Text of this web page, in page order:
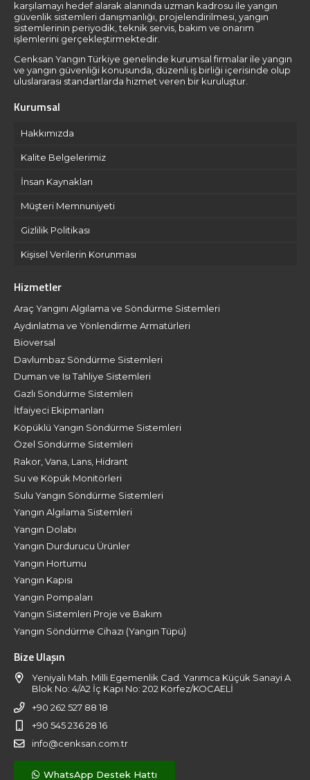
karşılamayı hedef alarak alanında uzman kadrosu ile yangın
güvenlik sistemleri danışmanlığı, projelendirilmesi, yangın
sistemlerinin periyodik, teknik servis, bakım ve onarım
işlemlerini gerçekleştirmektedir.
Cenksan Yangın Türkiye genelinde kurumsal firmalar ile yangın
ve yangın güvenliği konusunda, düzenli iş birliği içerisinde olup
uluslararası standartlarda hizmet veren bir kuruluştur.
Kurumsal
Hakkımızda
Kalite Belgelerimiz
İnsan Kaynakları
Müşteri Memnuniyeti
Gizlilik Politikası
Kişisel Verilerin Korunması
Hizmetler
Araç Yangını Algılama ve Söndürme Sistemleri
Aydınlatma ve Yönlendirme Armatürleri
Bioversal
Davlumbaz Söndürme Sistemleri
Duman ve Isı Tahliye Sistemleri
Gazlı Söndürme Sistemleri
İtfaiyeci Ekipmanları
Köpüklü Yangın Söndürme Sistemleri
Özel Söndürme Sistemleri
Rakor, Vana, Lans, Hidrant
Su ve Köpük Monitörleri
Sulu Yangın Söndürme Sistemleri
Yangın Algılama Sistemleri
Yangın Dolabı
Yangın Durdurucu Ürünler
Yangın Hortumu
Yangın Kapısı
Yangın Pompaları
Yangın Sistemleri Proje ve Bakım
Yangın Söndürme Cihazı (Yangın Tüpü)
Bize Ulaşın
Yeniyalı Mah. Milli Egemenlik Cad. Yarımca Küçük Sanayi A
Blok No: 4/A2 İç Kapı No: 202 Körfez/KOCAELİ
+90 262 527 88 18
+90 545 236 28 16
info@cenksan.com.tr
WhatsApp Destek Hattı